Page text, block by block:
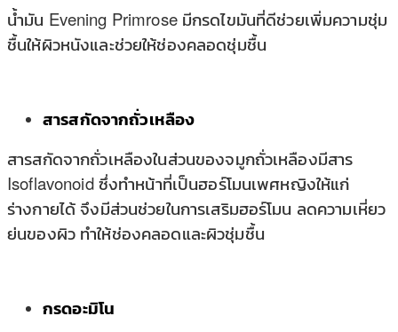
น้ำมัน Evening Primrose มีกรดไขมันที่ดีช่วยเพิ่มความชุ่ม
ชื้นให้ผิวหนังและช่วยให้ช่องคลอดชุ่มชื้น
สารสกัดจากถั่วเหลือง
สารสกัดจากถั่วเหลืองในส่วนของจมูกถั่วเหลืองมีสาร
Isoflavonoid ซึ่งทำหน้าที่เป็นฮอร์โมนเพศหญิงให้แก่
ร่างกายได้ จึงมีส่วนช่วยในการเสริมฮอร์โมน ลดความเหี่ยว
ย่นของผิว ทำให้ช่องคลอดและผิวชุ่มชื้น
กรดอะมิโน